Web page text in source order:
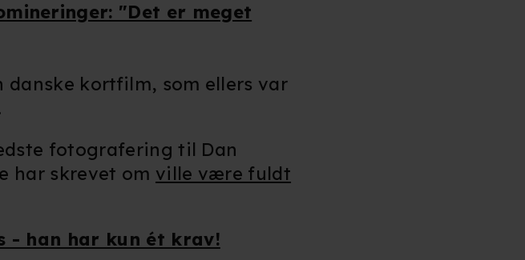
"Det er meget
kortfilm, som ellers var
fotografering til Dan
har skrevet om ville være fuldt
- han har kun ét krav!